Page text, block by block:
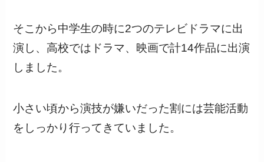
そこから中学生の時に2つのテレビドラマに出
演し、高校ではドラマ、映画で計14作品に出演
しました。
小さい頃から演技が嫌いだった割には芸能活動
をしっかり行ってきていました。